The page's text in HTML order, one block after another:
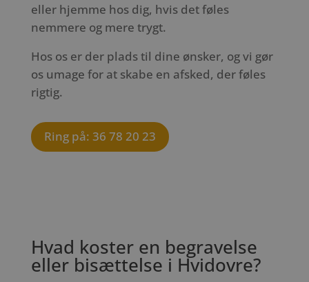
eller hjemme hos dig, hvis det føles
nemmere og mere trygt.
Hos os er der plads til dine ønsker, og vi gør
os umage for at skabe en afsked, der føles
rigtig.
Ring på: 36 78 20 23
Hvad koster en begravelse
eller bisættelse i Hvidovre?